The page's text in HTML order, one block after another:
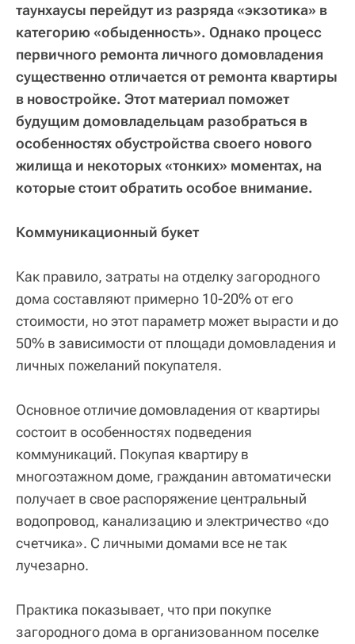
таунхаусы перейдут из разряда «экзотика» в
категорию «обыденность». Однако процесс
первичного ремонта личного домовладения
существенно отличается от ремонта квартиры
в новостройке. Этот материал поможет
будущим домовладельцам разобраться в
особенностях обустройства своего нового
жилища и некоторых «тонких» моментах, на
которые стоит обратить особое внимание.
Коммуникационный букет
Как правило, затраты на отделку загородного
дома составляют примерно 10-20% от его
стоимости, но этот параметр может вырасти и до
50% в зависимости от площади домовладения и
личных пожеланий покупателя.
Основное отличие домовладения от квартиры
состоит в особенностях подведения
коммуникаций. Покупая квартиру в
многоэтажном доме, гражданин автоматически
получает в свое распоряжение центральный
водопровод, канализацию и электричество «до
счетчика». С личными домами все не так
лучезарно.
Практика показывает, что при покупке
загородного дома в организованном поселке